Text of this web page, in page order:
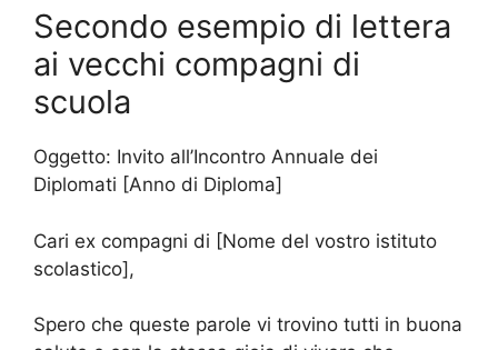
Secondo esempio di lettera
ai vecchi compagni di
scuola
Oggetto: Invito all’Incontro Annuale dei
Diplomati [Anno di Diploma]
Cari ex compagni di [Nome del vostro istituto
scolastico],
Spero che queste parole vi trovino tutti in buona